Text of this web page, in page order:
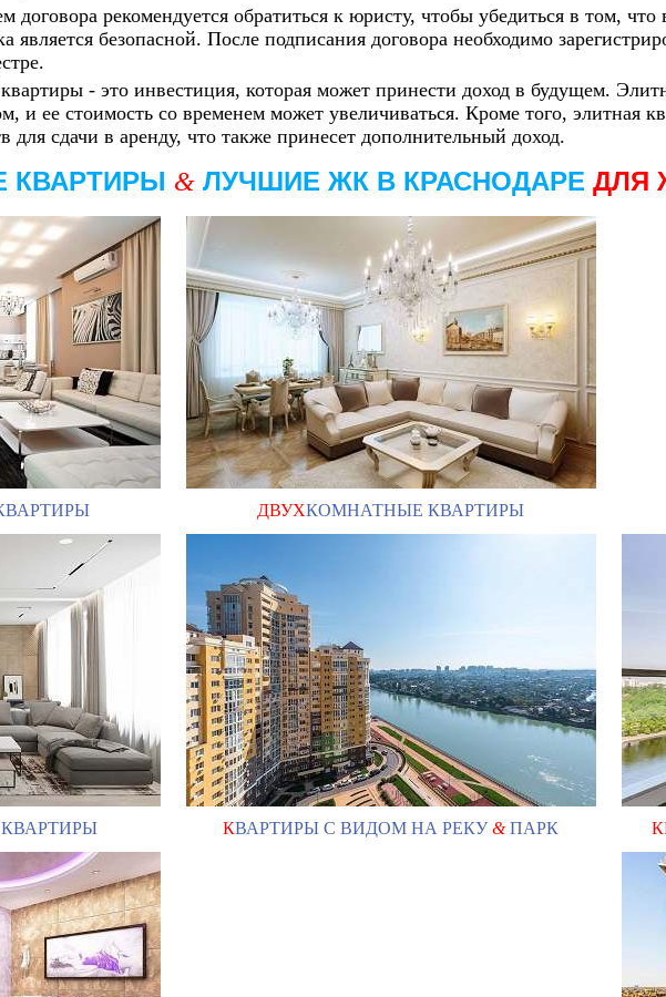
договора рекомендуется обратиться к юристу, чтобы убедиться в том,
является безопасной. После подписания договора необходимо
- это инвестиция, которая может принести доход в будущем.
и ее стоимость со временем может увеличиваться. Кроме того, элитная
для сдачи в аренду, что также принесет дополнительный доход.
КВАРТИРЫ &ЛУЧШИЕ ЖК В КРАСНОДАРЕ ДЛЯ
ДВУХКОМНАТНЫЕ КВАРТИРЫ
КВАРТИРЫ С ВИДОМ НА РЕКУ&ПАРК К